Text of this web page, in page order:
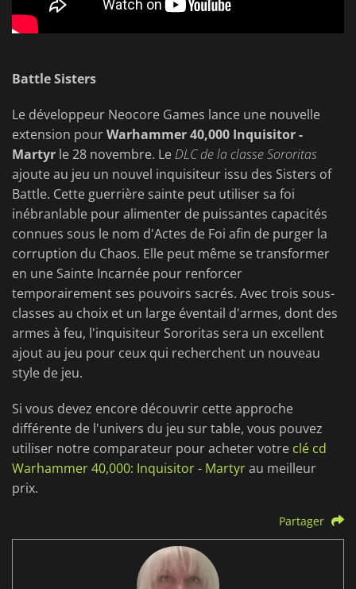
Battle Sisters
Le développeur Neocore Games lance une nouvelle
extension pourWarhammer 40,000 Inquisitor -
Martyr le 28 novembre. LeDLC de la classe Sororitas
ajoute au jeu un nouvel inquisiteur issu des Sisters of
Battle. Cette guerrière sainte peut utiliser sa foi
inébranlable pour alimenter de puissantes capacités
connues sous le nom d'Actes de Foi afin de purger la
corruption du Chaos. Elle peut même se transformer
en une Sainte Incarnée pour renforcer
temporairement ses pouvoirs sacrés. Avec trois sous-
classes au choix et un large éventail d'armes, dont des
armes à feu, l'inquisiteur Sororitas sera un excellent
ajout au jeu pour ceux qui recherchent un nouveau
style de jeu.
Si vous devez encore découvrir cette approche
différente de l'univers du jeu sur table, vous pouvez
utiliser notre comparateur pour acheter votre clé cd
Warhammer 40,000: Inquisitor - Martyrau meilleur
prix.
Partager